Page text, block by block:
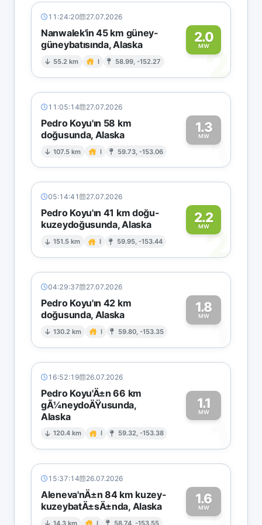
11:24:20 27.07.2026
Nanwalek'in 45 km güney-
güneybatısında, Alaska
55.2 km I 58.99, -152.27
2.0
MW
2
11:05:14 27.07.2026
Pedro Koyu'ın 58 km
doğusunda, Alaska
107.5 km I 59.73, -153.06
1.3
MW1
05:14:41 27.07.2026
Pedro Koyu'ın 41 km doğu-
kuzeydoğusunda, Alaska
151.5 km I 59.95, -153.44
2.2
MW2
04:29:37 27.07.2026
Pedro Koyu'ın 42 km
doğusunda, Alaska
130.2 km I 59.80, -153.35
1.8
MW1
16:52:19 26.07.2026
Pedro Koyu'Ä±n 66 km
gÃ¼neydoÄŸusunda,
Alaska
120.4 km I 59.32, -153.38
1.1
MW
1
15:37:14 26.07.2026
Aleneva'nÄ±n 84 km kuzey-
kuzeybatÄ±sÄ±nda, Alaska
14.3 km I 58.74, -153.55
1.6
MW